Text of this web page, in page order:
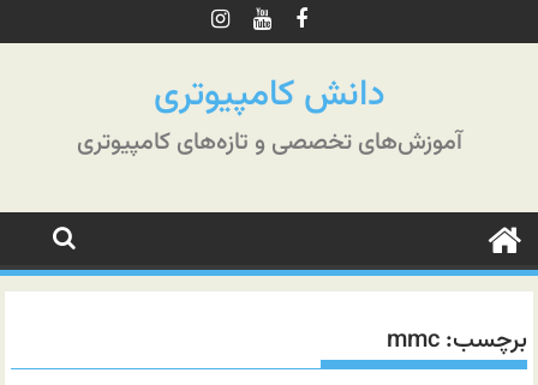
به
دانش کامپیوتری
آموزش‌های تخصصی و تازه‌های کامپیوتری
برچسب:mmc